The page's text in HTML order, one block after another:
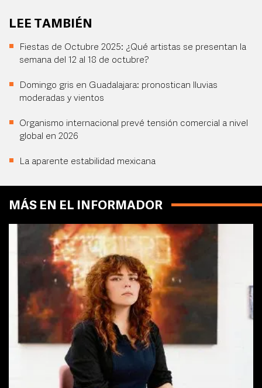
LEE TAMBIÉN
Fiestas de Octubre 2025: ¿Qué artistas se presentan la
semana del 12 al 18 de octubre?
Domingo gris en Guadalajara: pronostican lluvias
moderadas y vientos
Organismo internacional prevé tensión comercial a nivel
global en 2026
La aparente estabilidad mexicana
MÁS EN EL INFORMADOR